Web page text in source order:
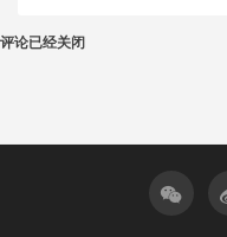
评论已经关闭